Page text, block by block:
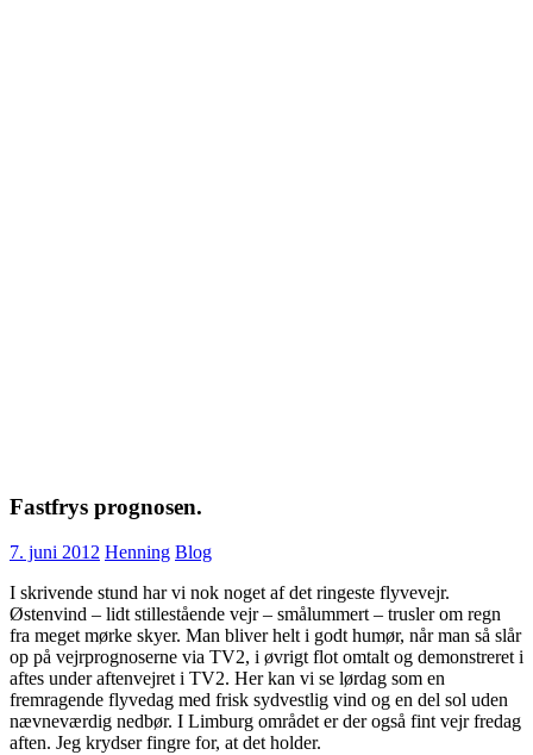
Fastfrys prognosen.
7. juni 2012 Henning Blog
I skrivende stund har vi nok noget af det ringeste flyvevejr.
Østenvind – lidt stillestående vejr – smålummert – trusler om regn
fra meget mørke skyer. Man bliver helt i godt humør, når man så slår
op på vejrprognoserne via TV2, i øvrigt flot omtalt og demonstreret i
aftes under aftenvejret i TV2. Her kan vi se lørdag som en
fremragende flyvedag med frisk sydvestlig vind og en del sol uden
nævneværdig nedbør. I Limburg området er der også fint vejr fredag
aften. Jeg krydser fingre for, at det holder.